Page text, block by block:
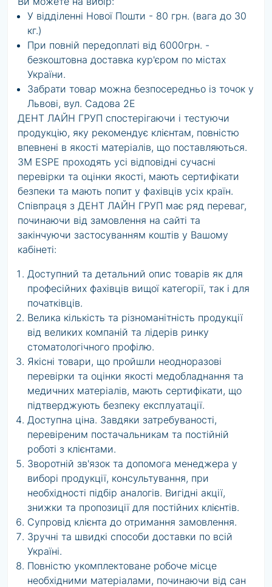
У відділенні Нової Пошти - 80 грн. (вага до 30
кг.)
При повній передоплаті від 6000грн. -
безкоштовна доставка кур'єром по містах
України.
Забрати товар можна безпосередньо із точок у
Львові, вул. Садова 2Е
ДЕНТ ЛАЙН ГРУП спостерігаючи і тестуючи
продукцію, яку рекомендує клієнтам, повністю
впевнені в якості матеріалів, що поставляються.
3M ESPE проходять усі відповідні сучасні
перевірки та оцінки якості, мають сертифікати
безпеки та мають попит у фахівців усіх країн.
Співпраця з ДЕНТ ЛАЙН ГРУП має ряд переваг,
починаючи від замовлення на сайті та
закінчуючи застосуванням коштів у Вашому
кабінеті:
Доступний та детальний опис товарів як для
професійних фахівців вищої категорії, так і для
початківців.
Велика кількість та різноманітність продукції
від великих компаній та лідерів ринку
стоматологічного профілю.
Якісні товари, що пройшли неодноразові
перевірки та оцінки якості медобладнання та
медичних матеріалів, мають сертифікати, що
підтверджують безпеку експлуатації.
Доступна ціна. Завдяки затребуваності,
перевіреним постачальникам та постійній
роботі з клієнтами.
Зворотній зв'язок та допомога менеджера у
виборі продукції, консультування, при
необхідності підбір аналогів. Вигідні акції,
знижки та пропозиції для постійних клієнтів.
Супровід клієнта до отримання замовлення.
Зручні та швидкі способи доставки по всій
Україні.
Повністю укомплектоване робоче місце
необхідними матеріалами, починаючи від сан